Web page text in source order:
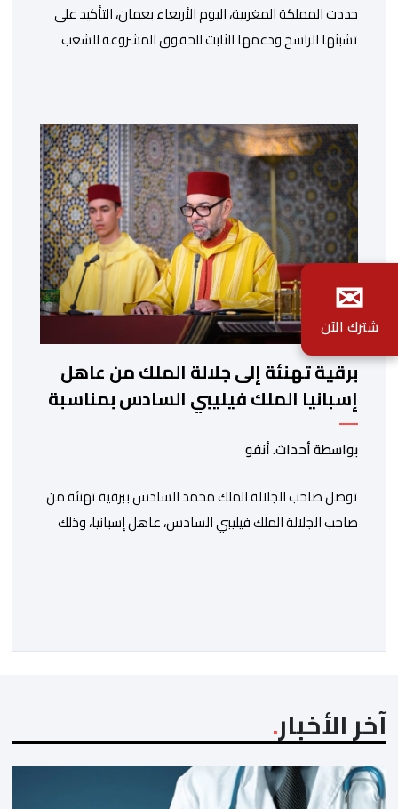
جددت المملكة المغربية، اليوم الأربعاء بعمان، التأكيد على
تشبثها الراسخ ودعمها الثابت للحقوق المشروعة للشعب
الشريف، واقتناعها بفضائل الحوار والتفاوض كسبيل وحيد
لحل الصراع الفلسطيني- الإسرائيلي، بعيدا عن أعمال العنف
والتطرف والتصرفات أحادية الجانب، وكذا انخراطها التام في
كل […]
برقية تهنئة إلى جلالة الملك من عاهل
إسبانيا الملك فيليبي السادس بمناسبة
عيد العرش المجيد
بواسطة أحداث. أنفو
توصل صاحب الجلالة الملك محمد السادس ببرقية تهنئة من
صاحب الجلالة الملك فيليبي السادس، عاهل إسبانيا، وذلك
الملك، وبالمزيد من الازدهار والرفاه للشعب المغربي. […]
آخر الأخبار
✉
شترك الآن